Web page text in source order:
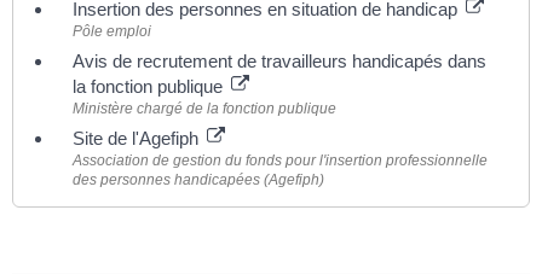
Insertion des personnes en situation de handicap
Pôle emploi
Avis de recrutement de travailleurs handicapés dans
la fonction publique
Ministère chargé de la fonction publique
Site de l'Agefiph
Association de gestion du fonds pour l'insertion professionnelle
des personnes handicapées (Agefiph)